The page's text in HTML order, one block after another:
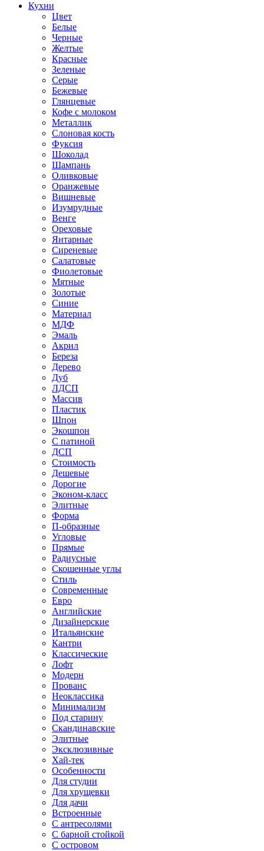
Кухни
Цвет
Белые
Черные
Желтые
Красные
Зеленые
Серые
Бежевые
Глянцевые
Кофе с молоком
Металлик
Слоновая кость
Фуксия
Шоколад
Шампань
Оливковые
Оранжевые
Вишневые
Изумрудные
Венге
Ореховые
Янтарные
Сиреневые
Салатовые
Фиолетовые
Мятные
Золотые
Синие
Материал
МДФ
Эмаль
Акрил
Береза
Дерево
Дуб
ЛДСП
Массив
Пластик
Шпон
Экошпон
С патиной
ДСП
Стоимость
Дешевые
Дорогие
Эконом-класс
Элитные
Форма
П-образные
Угловые
Прямые
Радиусные
Скошенные углы
Стиль
Современные
Евро
Английские
Дизайнерские
Итальянские
Кантри
Классические
Лофт
Модерн
Прованс
Неоклассика
Минимализм
Под старину
Скандинавские
Элитные
Эксклюзивные
Хай-тек
Особенности
Для студии
Для хрущевки
Для дачи
Встроенные
С антресолями
С барной стойкой
С островом